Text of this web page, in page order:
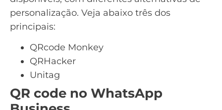
personalização. Veja abaixo três dos
principais:
QRcode Monkey
QRHacker
Unitag
QR code no WhatsApp